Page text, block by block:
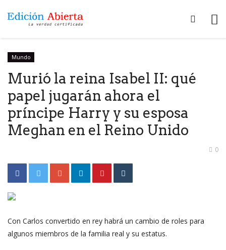
Mundo
Murió la reina Isabel II: qué
papel jugarán ahora el
príncipe Harry y su esposa
Meghan en el Reino Unido
0
Con Carlos convertido en rey habrá un cambio de roles para
algunos miembros de la familia real y su estatus.